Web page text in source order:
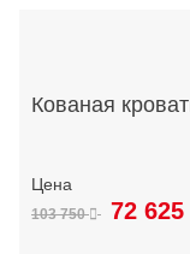
Кованая
103 750 72 625